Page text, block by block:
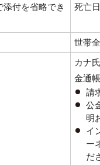
添付を省略でき
死亡
世帯
カナ
金通
請
公
明
イ
ー
だ